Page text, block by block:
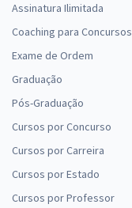
Assinatura Ilimitada
Coaching para Concursos
Exame de Ordem
Graduação
Pós-Graduação
Cursos por Concurso
Cursos por Carreira
Cursos por Estado
Cursos por Professor